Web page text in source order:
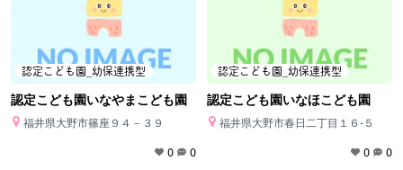
認定こども園_幼保連携型
認定こども園いなやまこども園
福井県大野市篠座９４－３９
0 0
認定こども園_幼保連携型
認定こども園いなほこども園
福井県大野市春日二丁目１６-５
0 0